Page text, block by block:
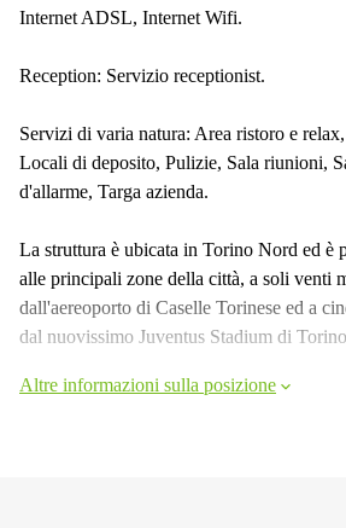
Internet ADSL, Internet Wifi.
Reception: Servizio receptionist.
Servizi di varia natura: Area ristoro e
Locali di deposito, Pulizie, Sala riunioni,
d'allarme, Targa azienda.
La struttura è ubicata in Torino Nord ed è
alle principali zone della città, a soli venti
dall'aereoporto di Caselle Torinese ed a
dal nuovissimo Juventus Stadium di
Altre informazioni sulla posizione